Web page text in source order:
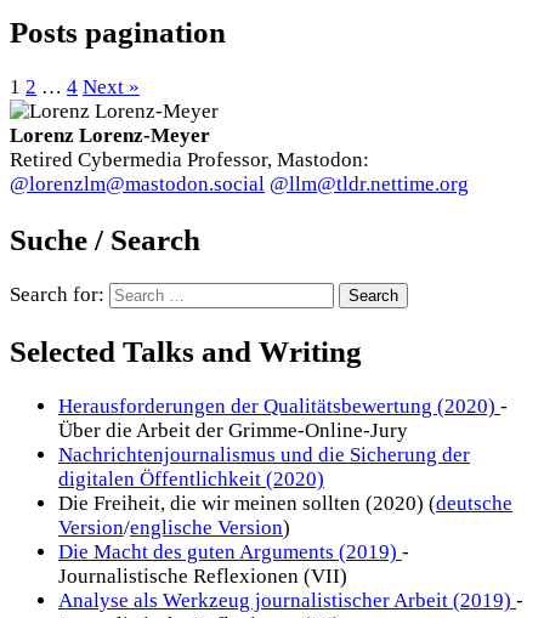
Posts pagination
1 2 … 4 Next »
Lorenz Lorenz-Meyer
Retired Cybermedia Professor, Mastodon:
@lorenzlm@mastodon.social @llm@tldr.nettime.org
Suche / Search
Search for:
Selected Talks and Writing
Herausforderungen der Qualitätsbewertung (2020) -
Über die Arbeit der Grimme-Online-Jury
Nachrichtenjournalismus und die Sicherung der
digitalen Öffentlichkeit (2020)
Die Freiheit, die wir meinen sollten (2020) (deutsche
Version/englische Version)
Die Macht des guten Arguments (2019) -
Journalistische Reflexionen (VII)
Analyse als Werkzeug journalistischer Arbeit (2019) -